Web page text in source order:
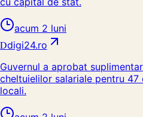
acum 2 luni
Ddigi24.ro
Guvernul a aprobat
cheltuielilor salariale pentru
locali.